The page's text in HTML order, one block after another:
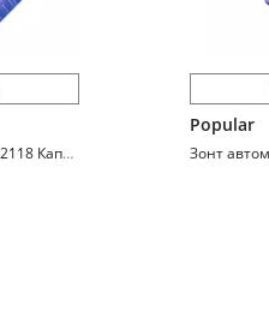
Зонт автомат женский Classica P2118 Капли дождя
Popular